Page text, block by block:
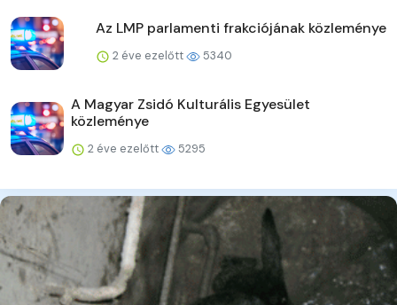
Az LMP parlamenti frakciójának közleménye
2 éve ezelőtt 5340
A Magyar Zsidó Kulturális Egyesület
közleménye
2 éve ezelőtt 5295